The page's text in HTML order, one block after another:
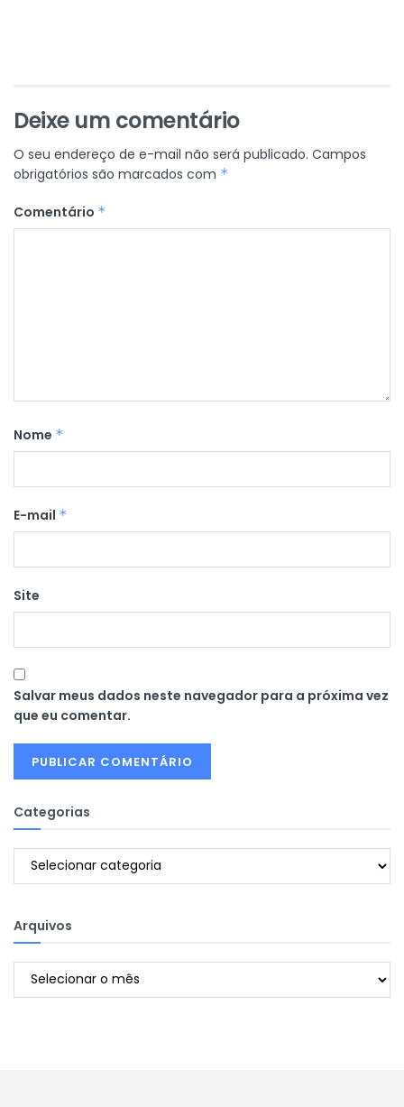
Deixe um comentário
O seu endereço de e-mail não será publicado. Campos
obrigatórios são marcados com *
Comentário *
Nome *
E-mail *
Site
Salvar meus dados neste navegador para a próxima vez
que eu comentar.
Categorias
Categorias
Arquivos
Arquivos